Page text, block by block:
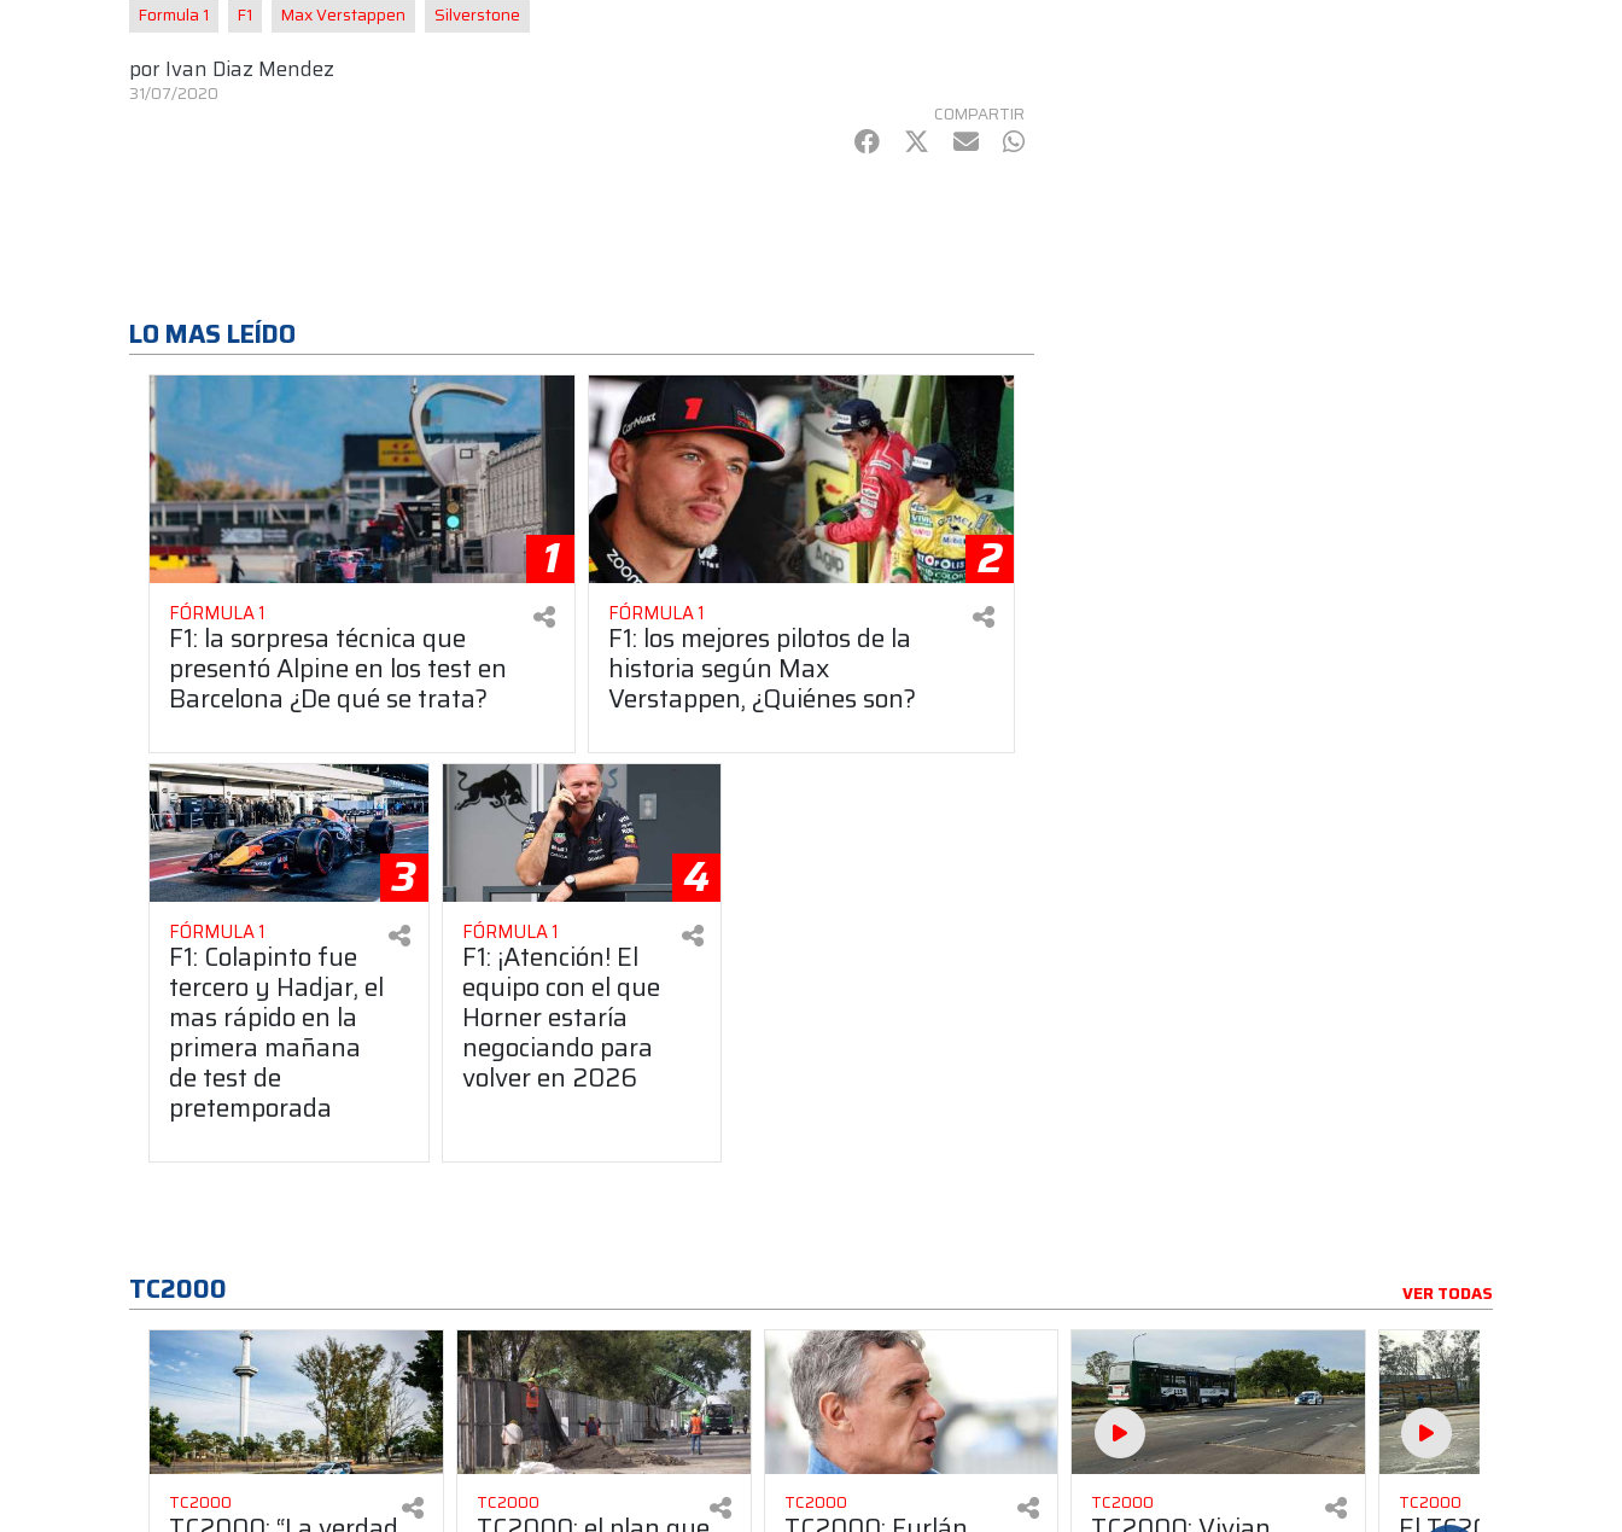
Formula 1 F1 Max Verstappen Silverstone
por Ivan Diaz Mendez
31/07/2020
COMPARTIR
Facebook
Twitter
mail WhatsApp
LO MAS LEÍDO
1
FÓRMULA 1
F1: la sorpresa técnica que
presentó Alpine en los test en
Barcelona ¿De qué se trata?
2
FÓRMULA 1
F1: los mejores pilotos de la
historia según Max
Verstappen, ¿Quiénes son?
3
FÓRMULA 1
F1: Colapinto fue
tercero y Hadjar, el
mas rápido en la
primera mañana
de test de
pretemporada
4
FÓRMULA 1
F1: ¡Atención! El
equipo con el que
Horner estaría
negociando para
volver en 2026
TC2000 VER TODAS
TC2000 TC2000 TC2000 TC2000 TC2000